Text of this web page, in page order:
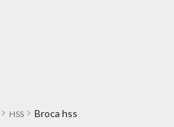
HSS Broca hss